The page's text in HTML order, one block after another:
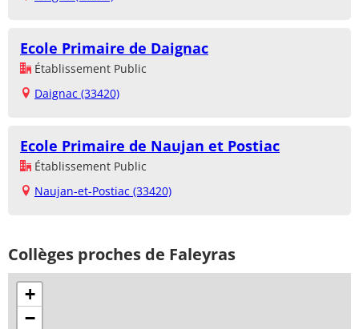
Ecole Primaire de Daignac
Établissement Public
Daignac (33420)
Ecole Primaire de Naujan et Postiac
Établissement Public
Naujan-et-Postiac (33420)
Collèges proches de Faleyras
+
−